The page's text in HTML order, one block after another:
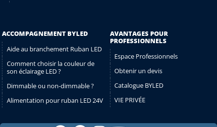
ACCOMPAGNEMENT BYLED
Aide au branchement Ruban LED
Comment choisir la couleur de
son éclairage LED ?
Dimmable ou non-dimmable ?
Alimentation pour ruban LED 24V
AVANTAGES POUR
PROFESSIONNELS
Espace Professionnels
Obtenir un devis
Catalogue BYLED
VIE PRIVÉE